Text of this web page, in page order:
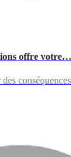
offre votre…